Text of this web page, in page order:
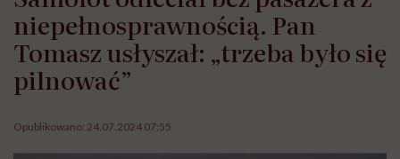
niepełnosprawnością. Pan
Tomasz usłyszał: „trzeba było się
pilnować”
Opublikowano: 24.07.2024 07:55